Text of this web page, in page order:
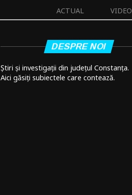
ACTUAL VIDEO
DESPRE NOI
Știri și investigații din județul Constanța.
Aici găsiți subiectele care contează.